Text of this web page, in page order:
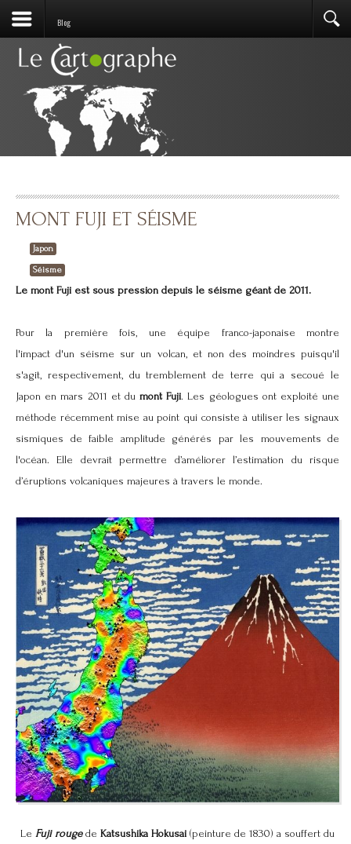
Blog
MONT FUJI ET SÉISME
Japon
Séisme
Le mont Fuji est sous pression depuis le séisme géant de 2011.
Pour la première fois, une équipe franco-japonaise montre
l'impact d'un séisme sur un volcan, et non des moindres puisqu'il
s'agit, respectivement, du tremblement de terre qui a secoué le
Japon en mars 2011 et du mont Fuji. Les géologues ont exploité une
méthode récemment mise au point qui consiste à utiliser les signaux
sismiques de faible amplitude générés par les mouvements de
l'océan. Elle devrait permettre d’améliorer l’estimation du risque
d’éruptions volcaniques majeures à travers le monde.
Le Fuji rougede Katsushika Hokusai (peinture de 1830) a souffert du